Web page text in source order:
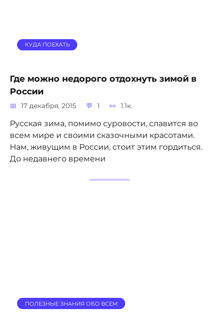
КУДА ПОЕХАТЬ
Где можно недорого отдохнуть зимой в
России
17 декабря, 2015 1 1.1к.
Русская зима, помимо суровости, славится во
всем мире и своими сказочными красотами.
Нам, живущим в России, стоит этим гордиться.
До недавнего времени
ПОЛЕЗНЫЕ ЗНАНИЯ ОБО ВСЕМ